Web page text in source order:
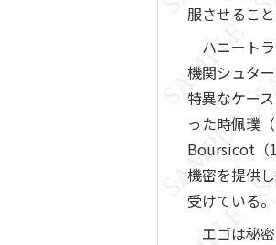
服させるこ
ハニート
機関シュタ
特異なケー
った時佩璞
Boursicot（
機密を提供
受けている
エゴは秘